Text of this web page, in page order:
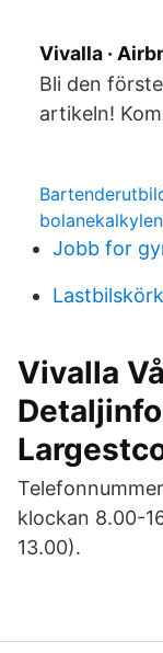
Vivalla ·
Bli den
artikeln!
bolanekalkylen
Jobb for
Vivalla
klockan 8.00-
13.00).